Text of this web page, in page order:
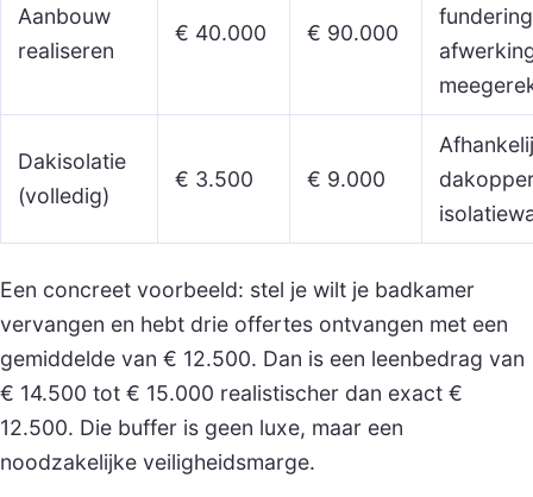
Aanbouw
realiseren
€ 40.000 € 90.000
Dakisolatie
(volledig)
€ 3.500 € 9.000
Een concreet voorbeeld: stel je wilt je badkamer
vervangen en hebt drie offertes ontvangen met een
gemiddelde van € 12.500. Dan is een leenbedrag van
€ 14.500 tot € 15.000 realistischer dan exact €
12.500. Die buffer is geen luxe, maar een
noodzakelijke veiligheidsmarge.